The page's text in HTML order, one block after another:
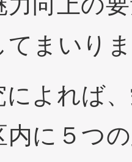
てまいり
によれば
内に５つ